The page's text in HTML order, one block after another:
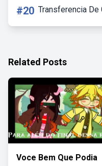
#20 Transferencia De
Related Posts
Voce Bem Que Podia